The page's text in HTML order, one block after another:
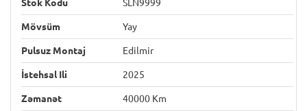
Stok Kodu SLN9999
Mövsüm Yay
Pulsuz Montaj Edilmir
İstehsal Ili 2025
Zəmanət 40000 Km